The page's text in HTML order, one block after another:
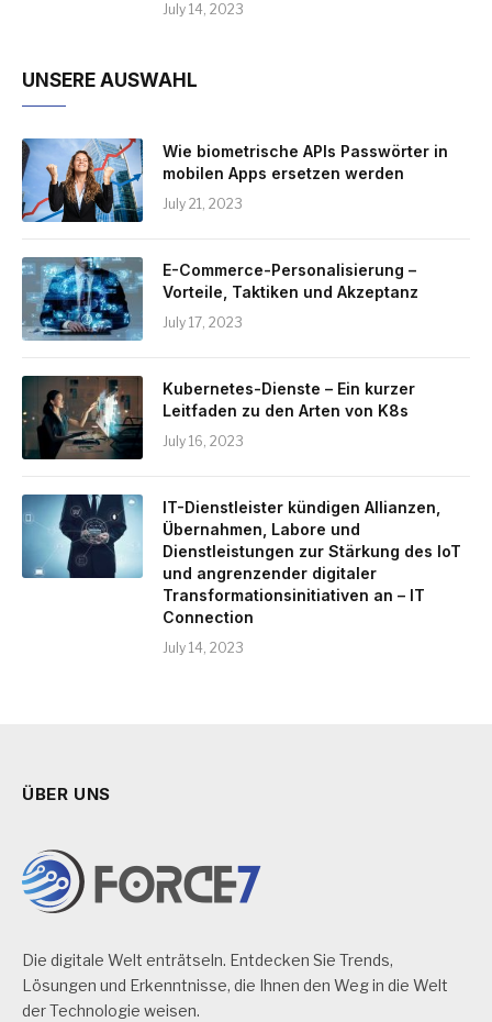
July 14, 2023
UNSERE AUSWAHL
Wie biometrische APIs Passwörter in
mobilen Apps ersetzen werden
July 21, 2023
E-Commerce-Personalisierung –
Vorteile, Taktiken und Akzeptanz
July 17, 2023
Kubernetes-Dienste – Ein kurzer
Leitfaden zu den Arten von K8s
July 16, 2023
IT-Dienstleister kündigen Allianzen,
Übernahmen, Labore und
Dienstleistungen zur Stärkung des IoT
und angrenzender digitaler
Transformationsinitiativen an – IT
Connection
July 14, 2023
ÜBER UNS
Die digitale Welt enträtseln. Entdecken Sie Trends,
Lösungen und Erkenntnisse, die Ihnen den Weg in die Welt
der Technologie weisen.